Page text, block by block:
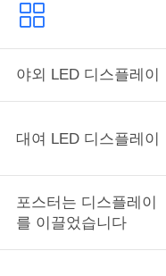
을
요
청
하
시
오
야외 LED 디스플레이
대여 LED 디스플레이
포스터는 디스플레이
를 이끌었습니다